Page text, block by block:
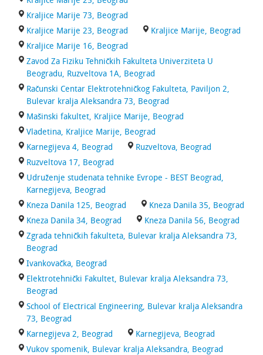
Kraljice Marije 73, Beograd
Kraljice Marije 23, Beograd
Kraljice Marije, Beograd
Kraljice Marije 16, Beograd
Zavod Za Fiziku Tehničkih Fakulteta Univerziteta U
Beogradu, Ruzveltova 1A, Beograd
Računski Centar Elektrotehničkog Fakulteta, Paviljon 2,
Bulevar kralja Aleksandra 73, Beograd
Mašinski fakultet, Kraljice Marije, Beograd
Vladetina, Kraljice Marije, Beograd
Karnegijeva 4, Beograd
Ruzveltova, Beograd
Ruzveltova 17, Beograd
Udruženje studenata tehnike Evrope - BEST Beograd,
Karnegijeva, Beograd
Kneza Danila 125, Beograd
Kneza Danila 35, Beograd
Kneza Danila 34, Beograd
Kneza Danila 56, Beograd
Zgrada tehničkih fakulteta, Bulevar kralja Aleksandra 73,
Beograd
Ivankovačka, Beograd
Elektrotehnički Fakultet, Bulevar kralja Aleksandra 73,
Beograd
School of Electrical Engineering, Bulevar kralja Aleksandra
73, Beograd
Karnegijeva 2, Beograd
Karnegijeva, Beograd
Vukov spomenik, Bulevar kralja Aleksandra, Beograd